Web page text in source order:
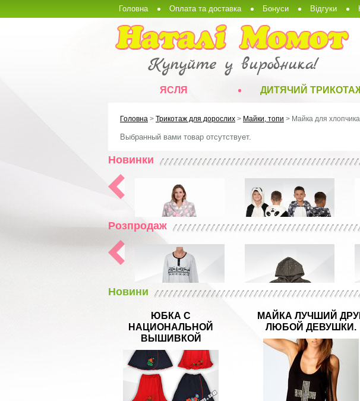
Головна Оплата та доставка Бонуси Відгуки
ЯСЛЯ ДИТЯЧИЙ
Головна > Трикотаж для дорослих > Майки, топи > Майка для хлопчика
Выбранный вами товар отсутствует.
Новинки
03665
Халати теплі (махра, велюр)
Піжама Кігурумі Панда
Розпродаж
03233
Піжами, чоловіча білизна, комбінезон
01538
Кофти, костюми
Худі для дівчинки тринитка
Новини
ЮБКА С
НАЦИОНАЛЬНОЙ
ВЫШИВКОЙ
МАЙКА ЛУЧШИЙ
ЛЮБОЙ ДЕВУШКИ.